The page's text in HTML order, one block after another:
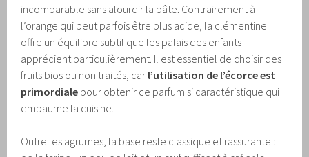
incomparable sans alourdir la pâte. Contrairement à
l’orange qui peut parfois être plus acide, la clémentine
offre un équilibre subtil que les palais des enfants
apprécient particulièrement. Il est essentiel de choisir des
fruits bios ou non traités, car l’utilisation de l’écorce est
primordiale pour obtenir ce parfum si caractéristique qui
embaume la cuisine.
Outre les agrumes, la base reste classique et rassurante :